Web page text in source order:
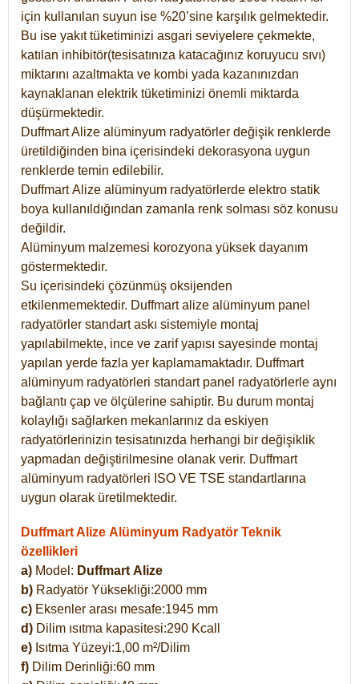
için kullanılan suyun ise %20’sine karşılık gelmektedir.
Bu ise yakıt tüketiminizi asgari seviyelere çekmekte,
katılan inhibitör(tesisatınıza katacağınız koruyucu sıvı)
miktarını azaltmakta ve kombi yada kazanınızdan
kaynaklanan elektrik tüketiminizi önemli miktarda
düşürmektedir.
Duffmart Alize alüminyum radyatörler değişik renklerde
üretildiğinden bina içerisindeki dekorasyona uygun
renklerde temin edilebilir.
DuffmartAlize alüminyum radyatörlerde elektro statik
boya kullanıldığından zamanla renk solması söz konusu
değildir.
Alüminyum malzemesi korozyona yüksek dayanım
göstermektedir.
Su içerisindeki çözünmüş oksijenden
etkilenmemektedir. Duffmart alize alüminyum panel
radyatörler standart askı sistemiyle montaj
yapılabilmekte, ince ve zarif yapısı sayesinde montaj
yapılan yerde fazla yer kaplamamaktadır. Duffmart
alüminyum radyatörleri standart panel radyatörlerle aynı
bağlantı çap ve ölçülerine sahiptir. Bu durum montaj
kolaylığı sağlarken mekanlarınız da eskiyen
radyatörlerinizin tesisatınızda herhangi bir değişiklik
yapmadan değiştirilmesine olanak verir. Duffmart
alüminyum radyatörleri ISO VE TSE standartlarına
uygun olarak üretilmektedir.
Duffmart Alize Alüminyum Radyatör Teknik
özellikleri
a) Model: Duffmart Alize
b) Radyatör Yüksekliği:2000 mm
c) Eksenler arası mesafe:1945 mm
d) Dilim ısıtma kapasitesi:290 Kcall
e) Isıtma Yüzeyi:1,00 m²/Dilim
f) Dilim Derinliği:60 mm